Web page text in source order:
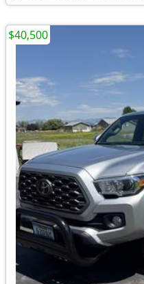
$40,500